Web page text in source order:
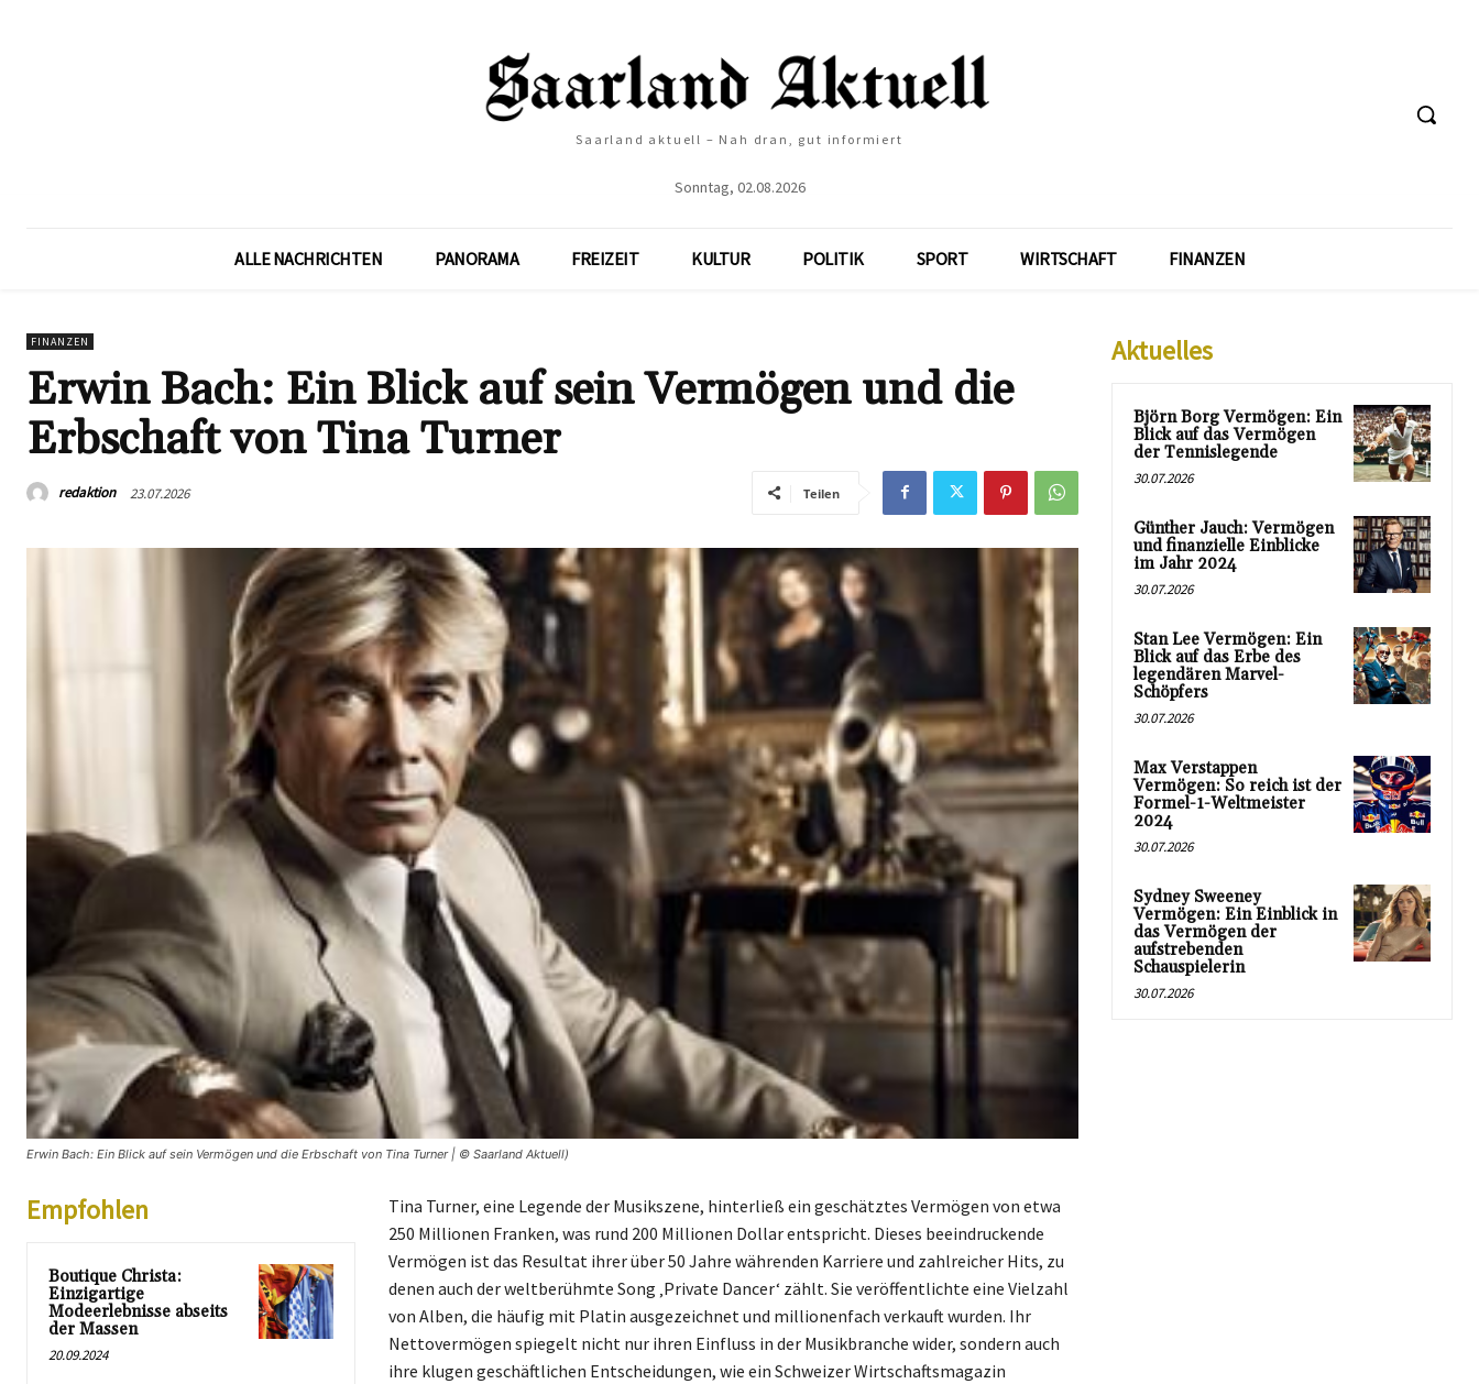
Saarland aktuell – Nah dran, gut informiert
Sonntag, 02.08.2026
ALLE NACHRICHTEN PANORAMA FREIZEIT KULTUR POLITIK SPORT WIRTSCHAFT FINANZEN
FINANZEN
Erwin Bach: Ein Blick auf sein Vermögen und die
Erbschaft von Tina Turner
redaktion 23.07.2026 Teilen
Erwin Bach: Ein Blick auf sein Vermögen und die Erbschaft von Tina Turner | © Saarland Aktuell)
Empfohlen
Boutique Christa:
Einzigartige
Modeerlebnisse abseits
der Massen
20.09.2024
Tina Turner, eine Legende der Musikszene, hinterließ ein geschätztes Vermögen von etwa
250 Millionen Franken, was rund 200 Millionen Dollar entspricht. Dieses beeindruckende
Vermögen ist das Resultat ihrer über 50 Jahre währenden Karriere und zahlreicher Hits, zu
denen auch der weltberühmte Song ‚Private Dancer‘ zählt. Sie veröffentlichte eine Vielzahl
von Alben, die häufig mit Platin ausgezeichnet und millionenfach verkauft wurden. Ihr
Nettovermögen spiegelt nicht nur ihren Einfluss in der Musikbranche wider, sondern auch
ihre klugen geschäftlichen Entscheidungen, wie ein Schweizer Wirtschaftsmagazin
Aktuelles
Björn Borg Vermögen: Ein
Blick auf das Vermögen
der Tennislegende
30.07.2026
Günther Jauch: Vermögen
und finanzielle Einblicke
im Jahr 2024
30.07.2026
Stan Lee Vermögen: Ein
Blick auf das Erbe des
legendären Marvel-
Schöpfers
30.07.2026
Max Verstappen
Vermögen: So reich ist der
Formel-1-Weltmeister
2024
30.07.2026
Sydney Sweeney
Vermögen: Ein Einblick in
das Vermögen der
aufstrebenden
Schauspielerin
30.07.2026